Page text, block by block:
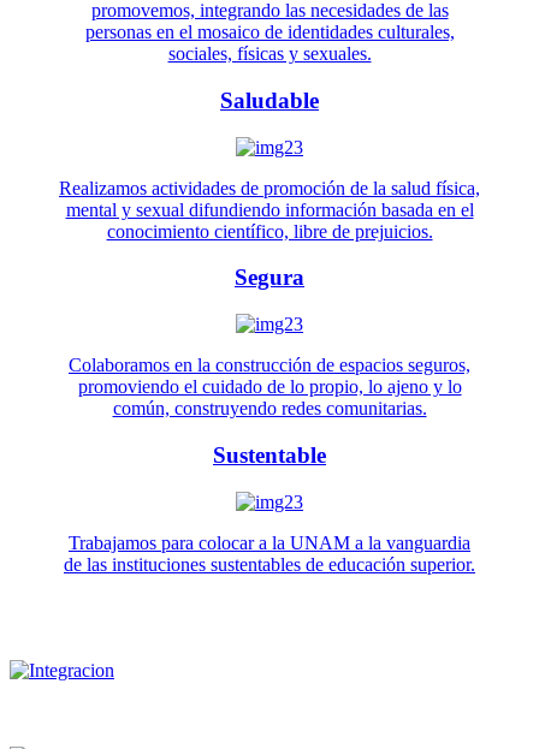
promovemos, integrando las necesidades de las
personas en el mosaico de identidades culturales,
sociales, físicas y sexuales.
Saludable
Realizamos actividades de promoción de la salud física,
mental y sexual difundiendo información basada en el
conocimiento científico, libre de prejuicios.
Segura
Colaboramos en la construcción de espacios seguros,
promoviendo el cuidado de lo propio, lo ajeno y lo
común, construyendo redes comunitarias.
Sustentable
Trabajamos para colocar a la UNAM a la vanguardia
de las instituciones sustentables de educación superior.